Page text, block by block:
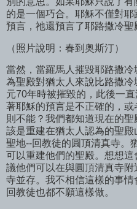
的是一個巧合。耶穌不僅對
預言，祂還預言了耶路撒冷聖
（照片說明：春到奥斯汀）
當然，當羅馬人摧毀耶路撒
為聖殿對猶太人來說比路撒
元70年時被摧毀的，此後一
著耶穌的預言是不正確的，
則不能？我們都知道現在的
該是重建在猶太人認為的聖
聖地--回教徒的圓頂清真寺。
可以重建他們的聖殿。想想
議他們可以在與圓頂清真寺
寺並存。我不相信這樣的事情
回教徒也都不願這樣做。